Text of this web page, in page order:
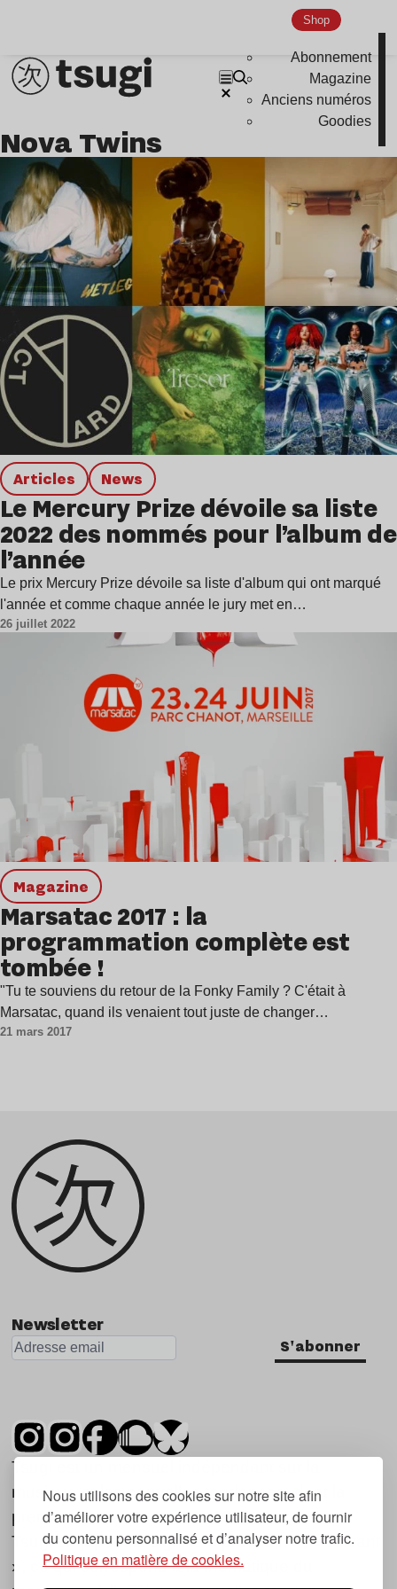
Nous utilisons des cookies sur notre site afin
d’améliorer votre expérience utilisateur, de fournir
du contenu personnalisé et d’analyser notre trafic.
Politique en matière de cookies.
Shop
Abonnement
Magazine
Anciens numéros
Goodies
Nova Twins
Articles news
Le Mercury Prize dévoile sa liste
2022 des nommés pour l’album de
l’année
Le prix Mercury Prize dévoile sa liste d'album qui ont marqué
l'année et comme chaque année le jury met en…
26 juillet 2022
magazine
Marsatac 2017 : la
programmation complète est
tombée !
"Tu te souviens du retour de la Fonky Family ? C'était à
Marsatac, quand ils venaient tout juste de changer…
21 mars 2017
Newsletter
S'abonner
Tsugi est un mensuel indépendant sur la
musique et les nouvelles tendances, dont la
première parution date de 2007.
Tsugi en japonais signifie « prochain », « suivant
», ce qui correspond à la thématique du